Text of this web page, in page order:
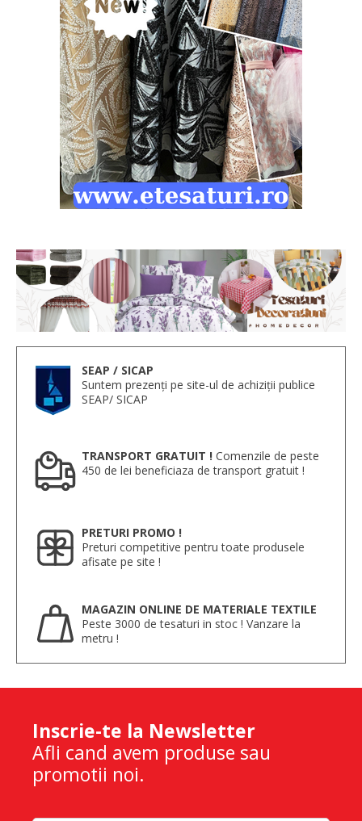
SEAP / SICAP
Suntem prezenți pe site-ul de achiziții publice
SEAP/ SICAP
TRANSPORT GRATUIT ! Comenzile de peste
450 de lei beneficiaza de transport gratuit !
PRETURI PROMO !
Preturi competitive pentru toate produsele
afisate pe site !
MAGAZIN ONLINE DE MATERIALE TEXTILE
Peste 3000 de tesaturi in stoc ! Vanzare la
metru !
Inscrie-te la Newsletter
Afli cand avem produse sau
promotii noi.